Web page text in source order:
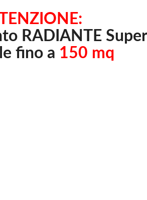
RADIANTE
fino a 150 mq